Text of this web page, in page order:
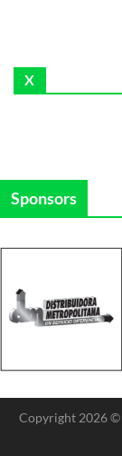
X
Sponsors
Copyright 2026 ©